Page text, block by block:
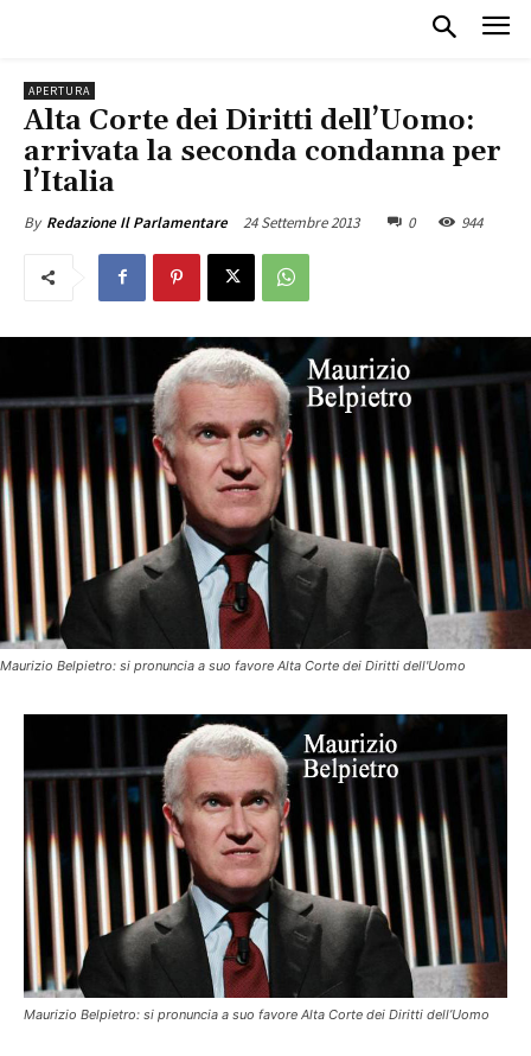
APERTURA
Alta Corte dei Diritti dell’Uomo:
arrivata la seconda condanna per
l’Italia
By Redazione Il Parlamentare 24 Settembre 2013 0 944
Maurizio Belpietro: si pronuncia a suo favore Alta Corte dei Diritti dell'Uomo
Maurizio Belpietro: si pronuncia a suo favore Alta Corte dei Diritti dell’Uomo